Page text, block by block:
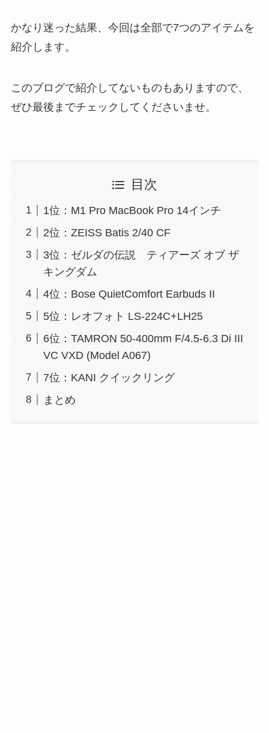
かなり迷った結果、今回は全部で7つのアイテムを
紹介します。
このブログで紹介してないものもありますので、
ぜひ最後までチェックしてくださいませ。
目次
1位：M1 Pro MacBook Pro 14インチ
2位：ZEISS Batis 2/40 CF
3位：ゼルダの伝説 ティアーズ オブ ザ
キングダム
4位：Bose QuietComfort Earbuds II
5位：レオフォト LS-224C+LH25
6位：TAMRON 50-400mm F/4.5-6.3 Di III
VC VXD (Model A067)
7位：KANI クイックリング
まとめ